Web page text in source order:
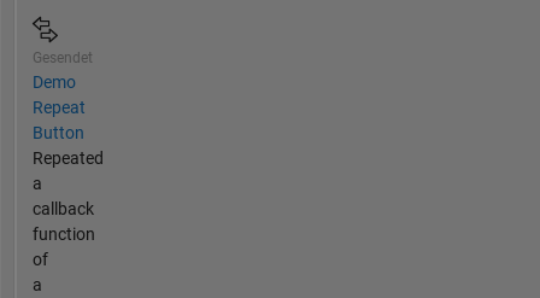
Gesendet
Demo
Repeat
Button
Repeated
a
callback
function
of
a